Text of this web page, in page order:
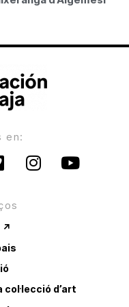
en:
↗
col·lecció d’art